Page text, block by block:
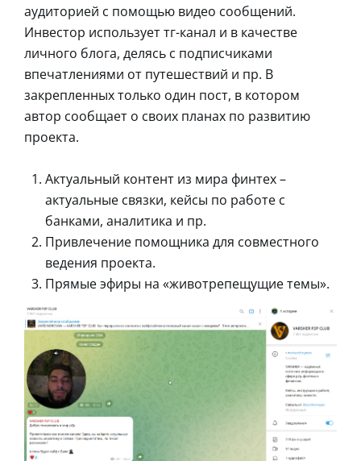
аудиторией с помощью видео сообщений.
Инвестор использует тг-канал и в качестве
личного блога, делясь с подписчиками
впечатлениями от путешествий и пр. В
закрепленных только один пост, в котором
автор сообщает о своих планах по развитию
проекта.
Актуальный контент из мира финтех –
актуальные связки, кейсы по работе с
банками, аналитика и пр.
Привлечение помощника для совместного
ведения проекта.
Прямые эфиры на «животрепещущие темы».